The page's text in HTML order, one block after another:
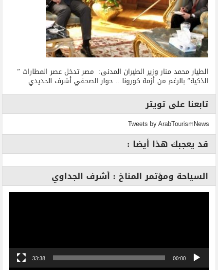
الطيار محمد منار وزير الطيران المدنى: مصر تدخل عصر المطارات ”
الذكية” بالرغم من أزمة كورونا… حوار الصحفي أشرف الحديدي
تابعنا على تويتر
Tweets by ArabTourismNews
قد يعجبك هذا أيضا :
السياحة ومؤتمر المناخ : أشرف الجداوي
00:00
33:38